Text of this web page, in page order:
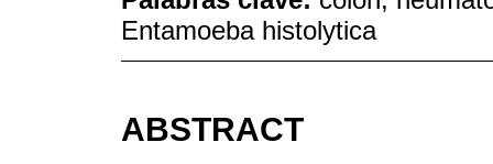
Entamoeba histolytica
ABSTRACT